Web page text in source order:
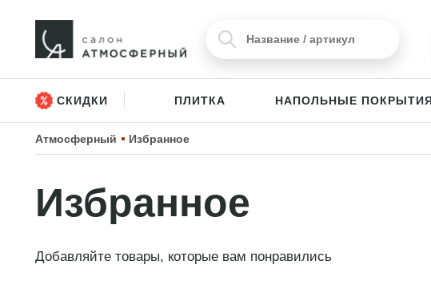
СКИДКИ ПЛИТКА НАПОЛЬНЫЕ
Атмосферный Избранное
Избранное
Добавляйте товары, которые вам понравились